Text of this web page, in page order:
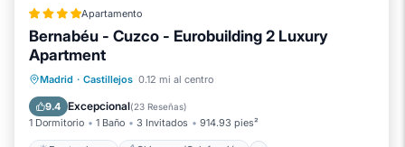
Apartamento
Bernabéu - Cuzco - Eurobuilding 2 Luxury
Apartment
Madrid · Castillejos 0.12 mi al centro
9.4 Excepcional(23 Reseñas)
1 Dormitorio 1 Baño 3 Invitados 914.93 pies²
Frente al mar
Chimenea/Calefacción
Piscina
Vista al mar